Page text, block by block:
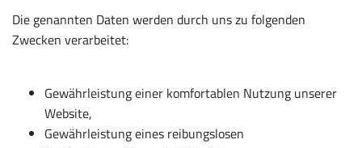
Die genannten Daten werden durch uns zu folgenden
Zwecken verarbeitet:
Gewährleistung einer komfortablen Nutzung unserer
Website,
Gewährleistung eines reibungslosen